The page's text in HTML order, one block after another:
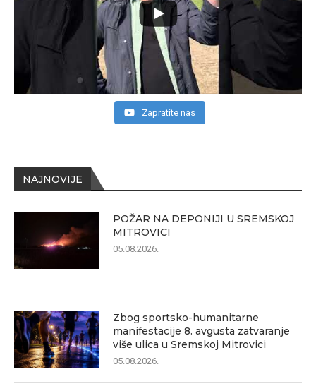
NAJNOVIJE
POŽAR NA DEPONIJI U SREMSKOJ
MITROVICI
05.08.2026.
Zbog sportsko-humanitarne
manifestacije 8. avgusta zatvaranje
više ulica u Sremskoj Mitrovici
05.08.2026.
Zapratite nas